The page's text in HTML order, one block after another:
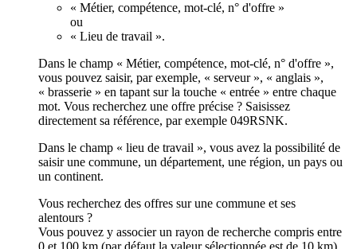
« Métier, compétence, mot-clé, n° d'offre »
ou
« Lieu de travail ».
Dans le champ « Métier, compétence, mot-clé, n° d'offre »,
vous pouvez saisir, par exemple, « serveur », « anglais »,
« brasserie » en tapant sur la touche « entrée » entre chaque
mot. Vous recherchez une offre précise ? Saisissez
directement sa référence, par exemple 049RSNK.
Dans le champ « lieu de travail », vous avez la possibilité de
saisir une commune, un département, une région, un pays ou
un continent.
Vous recherchez des offres sur une commune et ses
alentours ?
Vous pouvez y associer un rayon de recherche compris entre
0 et 100 km (par défaut la valeur sélectionnée est de 10 km).